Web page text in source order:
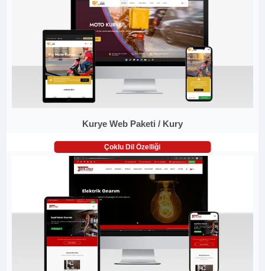
Kurye Web Paketi / Kury
Çoklu Dil Özelliği